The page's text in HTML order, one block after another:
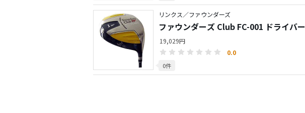
リンクス／ファウンダーズ
ファウンダーズ Club FC-001 ドライバー
19,029円
0.0
0件